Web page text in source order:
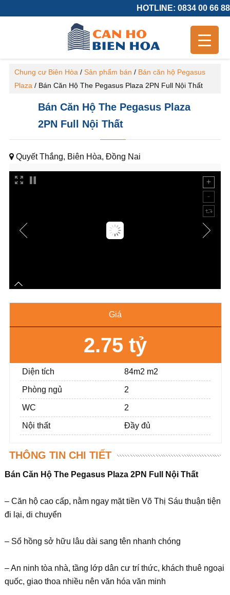
HOTLINE: 0834 00 66 88
Chung cư Biên Hòa / Sản phẩm bán / Bán căn hộ Pegasus
Plaza / Bán Căn Hộ The Pegasus Plaza 2PN Full Nội Thất
Bán Căn Hộ The Pegasus Plaza
2PN Full Nội Thất
Quyết Thắng, Biên Hòa, Đồng Nai
Giá
2.75 tỷ
Diện tích 84m2 m2
Phòng ngủ 2
WC 2
Nội thất Đầy đủ
THÔNG TIN CHI TIẾT
Bán Căn Hộ The Pegasus Plaza 2PN Full NộiThất
– Căn hộ cao cấp, nằm ngay mặt tiền Võ Thị Sáu thuận tiện
đi lại, di chuyển
– Sổ hồng sở hữu lâu dài sang tên nhanh chóng
– An ninh tòa nhà, tầng lớp dân cư trí thức, khách thuê ngoại
quốc, giao thoa nhiều nên văn hóa văn minh